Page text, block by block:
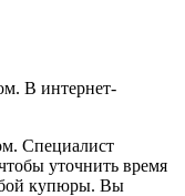
В интернет-
Специалист
уточнить время
купюры. Вы